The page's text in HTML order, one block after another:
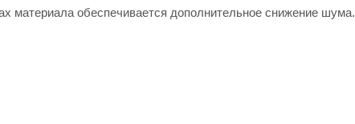
материала обеспечивается дополнительное снижение шума.